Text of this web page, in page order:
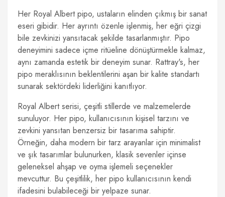
Her Royal Albert pipo, ustaların elinden çıkmış bir sanat
eseri gibidir. Her ayrıntı özenle işlenmiş, her eğri çizgi
bile zevkinizi yansıtacak şekilde tasarlanmıştır. Pipo
deneyimini sadece içme ritüeline dönüştürmekle kalmaz,
aynı zamanda estetik bir deneyim sunar. Rattray's, her
pipo meraklısının beklentilerini aşan bir kalite standartı
sunarak sektördeki liderliğini kanıtlıyor.
Royal Albert serisi, çeşitli stillerde ve malzemelerde
sunuluyor. Her pipo, kullanıcısının kişisel tarzını ve
zevkini yansıtan benzersiz bir tasarıma sahiptir.
Örneğin, daha modern bir tarz arayanlar için minimalist
ve şık tasarımlar bulunurken, klasik sevenler içinse
geleneksel ahşap ve oyma işlemeli seçenekler
mevcuttur. Bu çeşitlilik, her pipo kullanıcısının kendi
ifadesini bulabileceği bir yelpaze sunar.